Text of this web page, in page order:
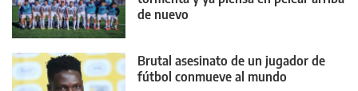
de nuevo
Brutal asesinato de un jugador de
fútbol conmueve al mundo